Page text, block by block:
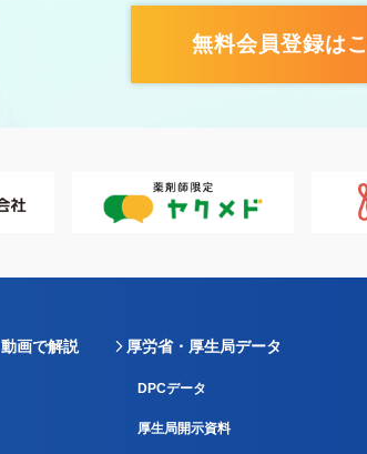
無料会員登録は
動画で解説 厚労省・厚生局データ
DPCデータ
厚生局開示資料